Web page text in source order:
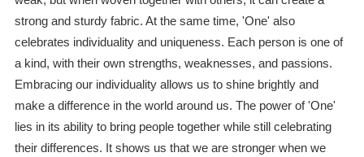
strong and sturdy fabric. At the same time, 'One' also
celebrates individuality and uniqueness. Each person is one of
a kind, with their own strengths, weaknesses, and passions.
Embracing our individuality allows us to shine brightly and
make a difference in the world around us. The power of 'One'
lies in its ability to bring people together while still celebrating
their differences. It shows us that we are stronger when we